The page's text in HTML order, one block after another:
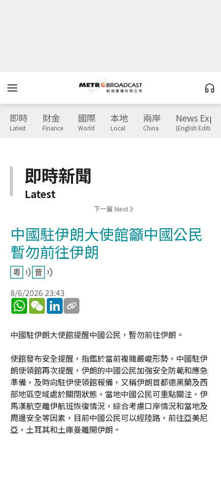
即時
Latest
財金
Finance
國際
World
本地
Local
兩岸
China
News
(English Edition)
即時新聞
Latest
下一篇 Next 》
中國駐伊朗大使館籲中國公民
暫勿前往伊朗
8/6/2026 23:43
WhatsApp
WeChatLinkedIn
中國駐伊朗大使館提醒中國公民，暫勿前往伊朗。
使館發布安全提醒，指鑑於當前複雜嚴峻形勢，中國駐伊
朗使領館再次提醒，伊朗的中國公民加強安全防範和應急
準備，及時向駐伊使領館報備，又稱伊朗首都德黑蘭及西
部地區空域處於關閉狀態，當地中國公民可重點關注，伊
馬漢航空離伊航班恢復情況，綜合考慮口岸情況和當地及
周邊安全等因素，目前中國公民可以經陸路，前往亞美尼
亞，土耳其和土庫曼離開伊朗。